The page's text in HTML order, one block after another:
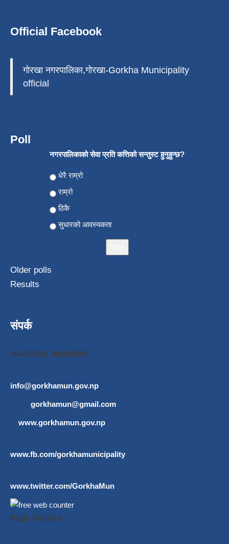
Official Facebook
गोरखा नगरपालिका,गोरखा-Gorkha Municipality
official
Poll
नगरपालिकाको सेवा प्रति कत्तिको सन्तुस्ट हुनुहुन्छ?
Choices
धेरै राम्रो
राम्रो
ठिकै
सुधारको आवस्यकता
Older polls
Results
संपर्क
064420696, 064420269
info@gorkhamun.gov.np,
gorkhamun@gmail.com
www.gorkhamun.gov.np
www.fb.com/gorkhamunicipality
www.twitter.com/GorkhaMun
Page Visitors